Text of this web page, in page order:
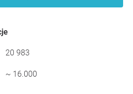
20 983
~ 16.000